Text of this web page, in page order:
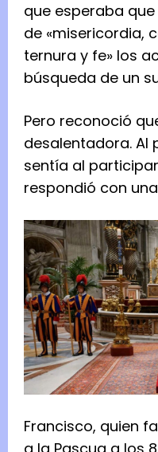
que esperaba
de «misericordia,
ternura y fe» los
búsqueda de un
Pero reconoció
desalentadora. Al
sentía al
respondió con
Francisco, quien